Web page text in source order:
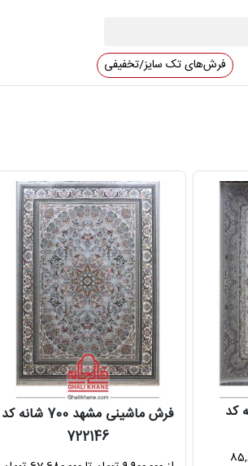
فرش‌های تک سایز/تخفیفی
شانه کد
فرش ماشینی مشهد 700 شانه کد
722146